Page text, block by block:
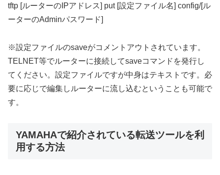
tftp [ルーターのIPアドレス] put [設定ファイル名] config/[ル
ーターのAdminパスワード]
※設定ファイルのsaveがコメントアウトされています。
TELNET等でルーターに接続してsaveコマンドを発行し
てください。設定ファイルですが中身はテキストです。必
要に応じで編集しルーターに流し込むということも可能で
す。
YAMAHAで紹介されている転送ツールを利
用する方法